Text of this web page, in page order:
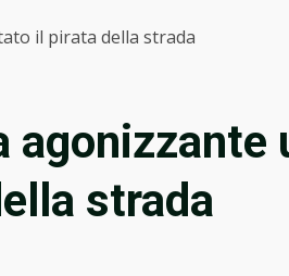
il pirata della strada
strada